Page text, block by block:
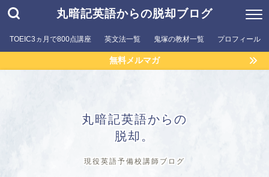
丸暗記英語からの脱却ブログ
TOEIC3ヵ月で800点講座 英文法一覧 鬼塚の教材一覧 プロフィール
無料メルマガ
丸暗記英語からの
脱却。
現役英語予備校講師ブログ